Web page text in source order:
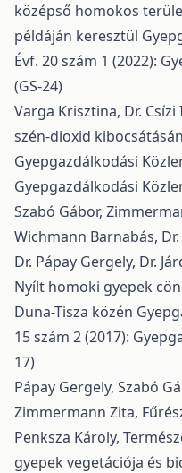
középső homokos
példáján keresztül
Évf. 20 szám 1 (2022):
(GS-24)
Varga Krisztina, Dr. Csízi
szén-dioxid
Gyepgazdálkodási
Gyepgazdálkodási
Szabó Gábor,
Wichmann Barnabás,
Dr. Pápay Gergely, Dr.
Nyílt homoki gyepek
Duna-Tisza közén
15 szám 2 (2017):
17)
Pápay Gergely, Szabó
Zimmermann Zita,
Penksza Károly,
gyepek vegetációja és